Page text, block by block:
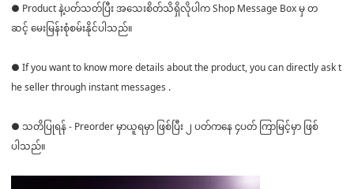
● Product နဲ့ပတ်သတ်ပြီး အသေးစိတ်သိရှိလိုပါက Shop Message Box မှ တ
ဆင့် မေးမြန်းစုံစမ်းနိုင်ပါသည်။
● If you want to know more details about the product, you can directly ask t
he seller through instant messages .
● သတိပြုရန် - Preorder မှာယူရမှာ ဖြစ်ပြီး ၂ ပတ်ကနေ ၄ပတ် ကြာမြင့်မှာ ဖြစ်
ပါသည်။